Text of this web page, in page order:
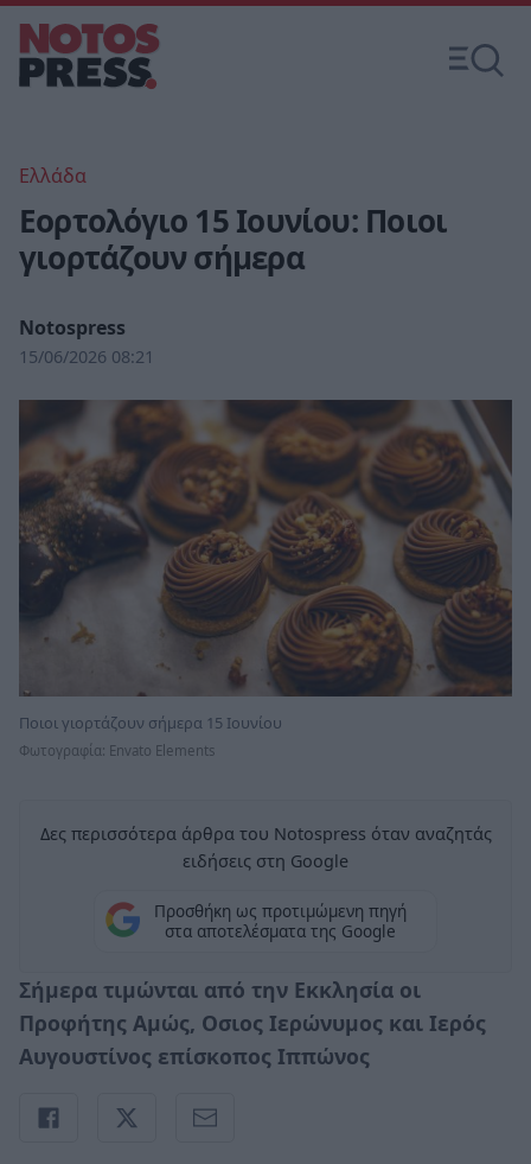
Ελλάδα
Εορτολόγιο 15 Ιουνίου: Ποιοι
γιορτάζουν σήμερα
Notospress
15/06/2026 08:21
Ποιοι γιορτάζουν σήμερα 15 Ιουνίου
Φωτογραφία: Envato Elements
Δες περισσότερα άρθρα του Notospress όταν αναζητάς
ειδήσεις στη Google
Προσθήκη ως προτιμώμενη πηγή
στα αποτελέσματα της Google
Σήμερα τιμώνται από την Εκκλησία οι
Προφήτης Αμώς, Οσιος Ιερώνυμος και Ιερός
Αυγουστίνος επίσκοπος Ιππώνος